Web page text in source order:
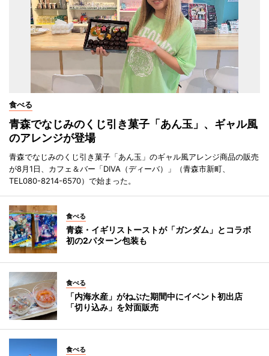
食べる
青森でなじみのくじ引き菓子「あん玉」、ギャル風
のアレンジが登場
青森でなじみのくじ引き菓子「あん玉」のギャル風アレンジ商品の販売
が8月1日、カフェ＆バー「DIVA（ディーバ）」（青森市新町、
TEL080-8214-6570）で始まった。
食べる
青森・イギリストーストが「ガンダム」とコラボ
初の2パターン包装も
食べる
「内海水産」がねぶた期間中にイベント初出店
「切り込み」を対面販売
食べる